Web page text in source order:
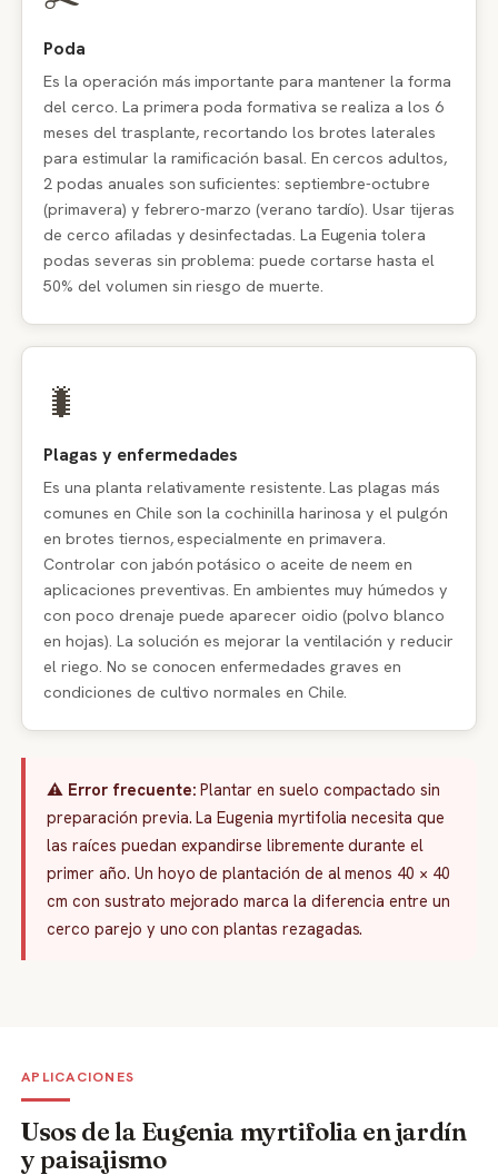
Poda
Es la operación más importante para mantener la forma
del cerco. La primera poda formativa se realiza a los 6
meses del trasplante, recortando los brotes laterales
para estimular la ramificación basal. En cercos adultos,
2 podas anuales son suficientes: septiembre-octubre
(primavera) y febrero-marzo (verano tardío). Usar tijeras
de cerco afiladas y desinfectadas. La Eugenia tolera
podas severas sin problema: puede cortarse hasta el
50% del volumen sin riesgo de muerte.
🐛
Plagas y enfermedades
Es una planta relativamente resistente. Las plagas más
comunes en Chile son la cochinilla harinosa y el pulgón
en brotes tiernos, especialmente en primavera.
Controlar con jabón potásico o aceite de neem en
aplicaciones preventivas. En ambientes muy húmedos y
con poco drenaje puede aparecer oidio (polvo blanco
en hojas). La solución es mejorar la ventilación y reducir
el riego. No se conocen enfermedades graves en
condiciones de cultivo normales en Chile.
⚠️ Error frecuente: Plantar en suelo compactado sin
preparación previa. La Eugenia myrtifolia necesita que
las raíces puedan expandirse libremente durante el
primer año. Un hoyo de plantación de al menos 40 × 40
cm con sustrato mejorado marca la diferencia entre un
cerco parejo y uno con plantas rezagadas.
APLICACIONES
Usos de la Eugenia myrtifolia en jardín
y paisajismo